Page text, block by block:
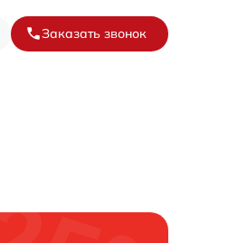
Заказать звонок